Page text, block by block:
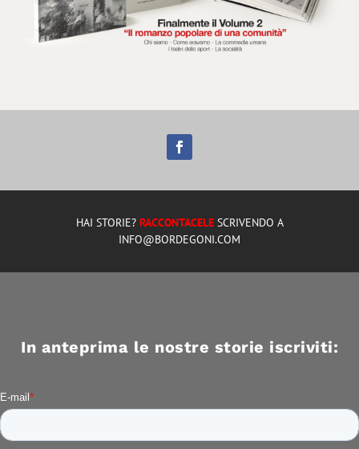
HAI STORIE? RACCONTACELESCRIVENDO A
INFO@BORDEGONI.COM
In anteprima le nostre storie iscriviti: